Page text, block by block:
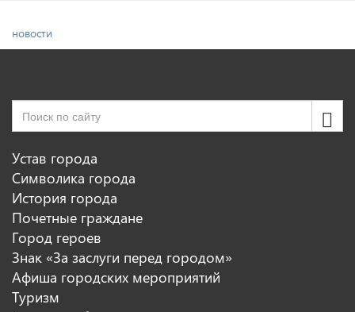
новости
Устав города
Символика города
История города
Почетные граждане
Город героев
Знак «За заслуги перед городом»
Афиша городских мероприятий
Туризм